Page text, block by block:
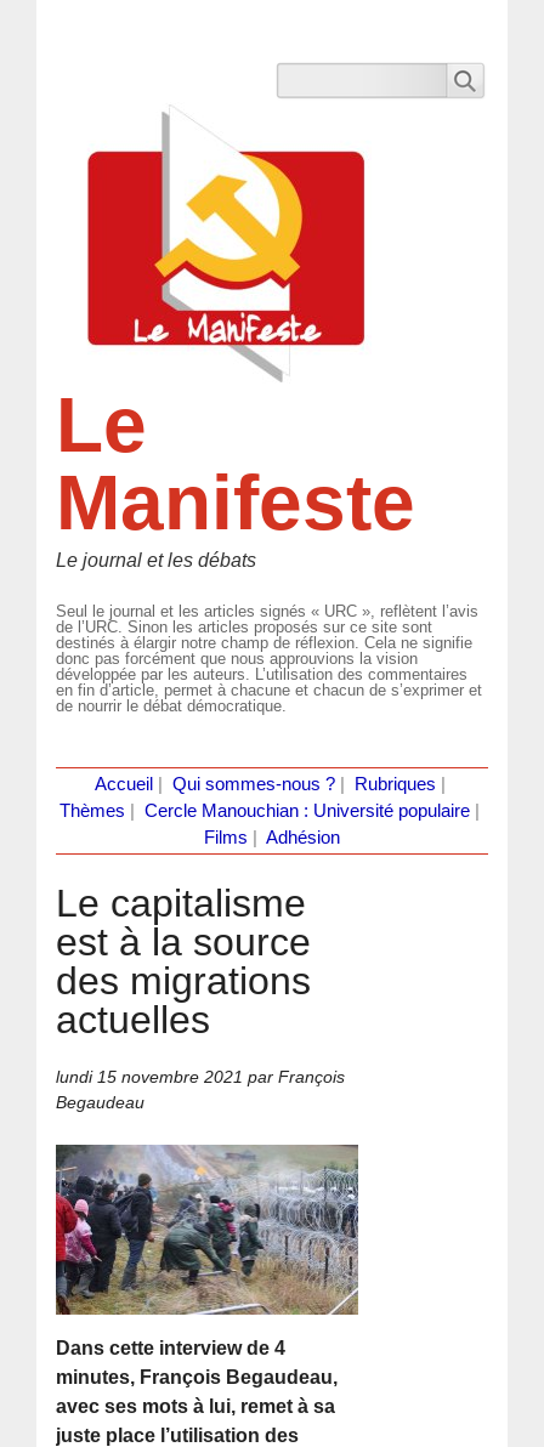
Le
Manifeste
Le journal et les débats
Seul le journal et les articles signés « URC », reflètent l’avis
de l’URC. Sinon les articles proposés sur ce site sont
destinés à élargir notre champ de réflexion. Cela ne signifie
donc pas forcément que nous approuvions la vision
développée par les auteurs. L’utilisation des commentaires
en fin d’article, permet à chacune et chacun de s’exprimer et
de nourrir le débat démocratique.
Accueil Qui sommes-nous ?| Rubriques
Thèmes
Cercle Manouchian : Université populaire
Films
Adhésion
Le capitalisme
est à la source
des migrations
actuelles
lundi 15 novembre 2021 par François
Begaudeau
Dans cette interview de 4
minutes, François Begaudeau,
avec ses mots à lui, remet à sa
juste place l’utilisation des